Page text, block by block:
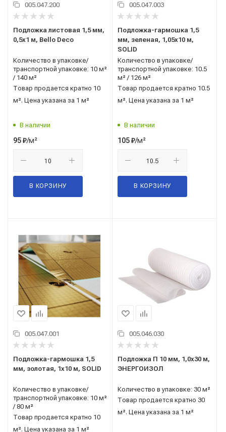
005.047.200
Подложка листовая 1,5 мм,
0,5x1 м, Bello Deco
Количество в упаковке/
транспортной упаковке: 10 м²
/ 140 м²
Товар продается кратно 10
м². Цена указана за 1 м²
В наличии
95₽/м²
В КОРЗИНУ
005.047.003
Подложка-гармошка 1,5
мм, зеленая, 1,05x10 м,
SOLID
Количество в упаковке/
транспортной упаковке: 10.5
м² / 126 м²
Товар продается кратно 10.5
м². Цена указана за 1 м²
В наличии
105₽/м²
В КОРЗИНУ
005.047.001
Подложка-гармошка 1,5
мм, золотая, 1x10 м, SOLID
Количество в упаковке/
транспортной упаковке: 10 м²
/ 80 м²
Товар продается кратно 10
м². Цена указана за 1 м²
005.046.030
Подложка П 10 мм, 1,0x30 м,
ЭНЕРГОИЗОЛ
Количество в упаковке: 30 м²
Товар продается кратно 30
м². Цена указана за 1 м²